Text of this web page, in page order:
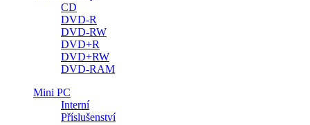
CD
DVD-R
DVD-RW
DVD+R
DVD+RW
DVD-RAM
Mini PC
Interní
Příslušenství